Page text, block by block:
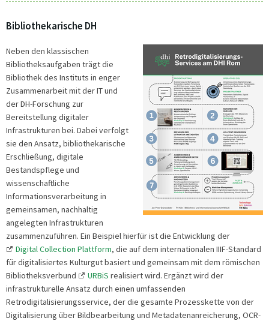
Bibliothekarische DH
Neben den klassischen
Bibliotheksaufgaben trägt die
Bibliothek des Instituts in enger
Zusammenarbeit mit der IT und
der DH-Forschung zur
Bereitstellung digitaler
Infrastrukturen bei. Dabei verfolgt
sie den Ansatz, bibliothekarische
Erschließung, digitale
Bestandspflege und
wissenschaftliche
Informationsverarbeitung in
gemeinsamen, nachhaltig
angelegten Infrastrukturen
zusammenzuführen. Ein Beispiel hierfür ist die Entwicklung der
Digital Collection Plattform, die auf dem internationalen IIIF-Standard
für digitalisiertes Kulturgut basiert und gemeinsam mit dem römischen
Bibliotheksverbund
URBiS realisiert wird. Ergänzt wird der
infrastrukturelle Ansatz durch einen umfassenden
Retrodigitalisierungsservice, der die gesamte Prozesskette von der
Digitalisierung über Bildbearbeitung und Metadatenanreicherung, OCR-